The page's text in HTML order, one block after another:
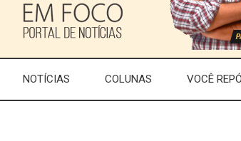
NOTÍCIAS COLUNAS VOCÊ